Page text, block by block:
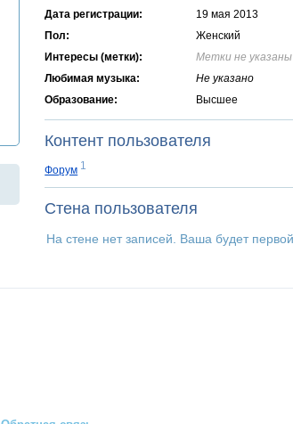
Дата регистрации:
19 мая 2013
Пол:
Женский
Интересы (метки):
Метки не указаны
Любимая музыка:
Не указано
Образование:
Высшее
Контент пользователя
Форум 1
Стена пользователя
На стене нет записей. Ваша будет